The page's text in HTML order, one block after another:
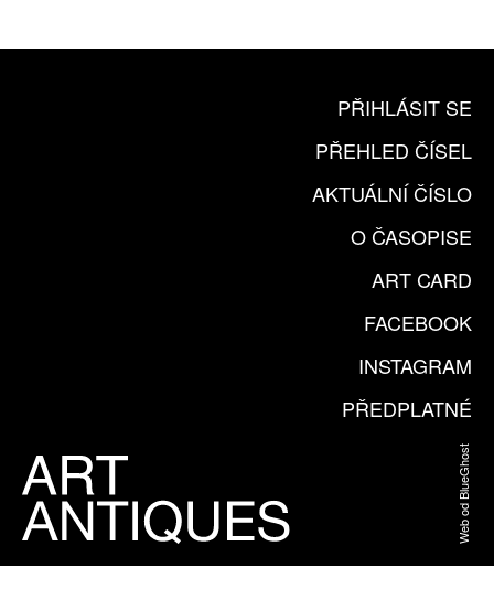
PŘIHLÁSIT SE
PŘEHLED ČÍSEL
AKTUÁLNÍ ČÍSLO
O ČASOPISE
ART CARD
FACEBOOK
INSTAGRAM
PŘEDPLATNÉ
Web od BlueGhost